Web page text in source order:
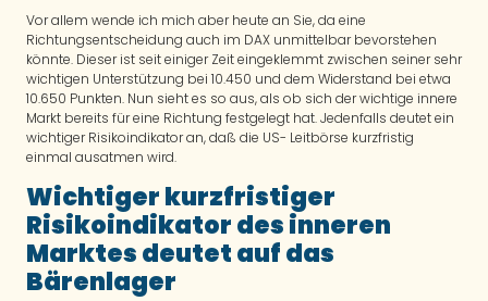
Vor allem wende ich mich aber heute an Sie, da eine
Richtungsentscheidung auch im DAX unmittelbar bevorstehen
könnte. Dieser ist seit einiger Zeit eingeklemmt zwischen seiner sehr
wichtigen Unterstützung bei 10.450 und dem Widerstand bei etwa
10.650 Punkten. Nun sieht es so aus, als ob sich der wichtige innere
Markt bereits für eine Richtung festgelegt hat. Jedenfalls deutet ein
wichtiger Risikoindikator an, daß die US- Leitbörse kurzfristig
einmal ausatmen wird.
Wichtiger kurzfristiger
Risikoindikator des inneren
Marktes deutet auf das
Bärenlager